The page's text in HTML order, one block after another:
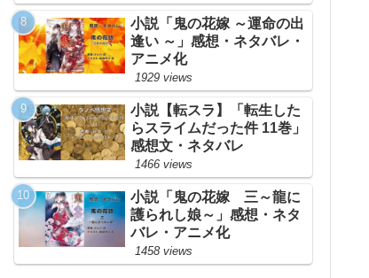
小説「鬼の花嫁 ～運命の出
逢い ～」感想・ネタバレ・
アニメ化
1929 views
小説【転スラ】「転生した
らスライムだった件 11巻」
感想文・ネタバレ
1466 views
小説「鬼の花嫁 三～龍に
護られし娘～」感想・ネタ
バレ・アニメ化
1458 views